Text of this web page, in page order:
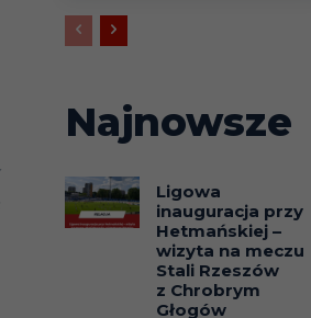
Najnowsze
Ligowa
inauguracja przy
Hetmańskiej –
wizyta na meczu
Stali Rzeszów
z Chrobrym
Głogów